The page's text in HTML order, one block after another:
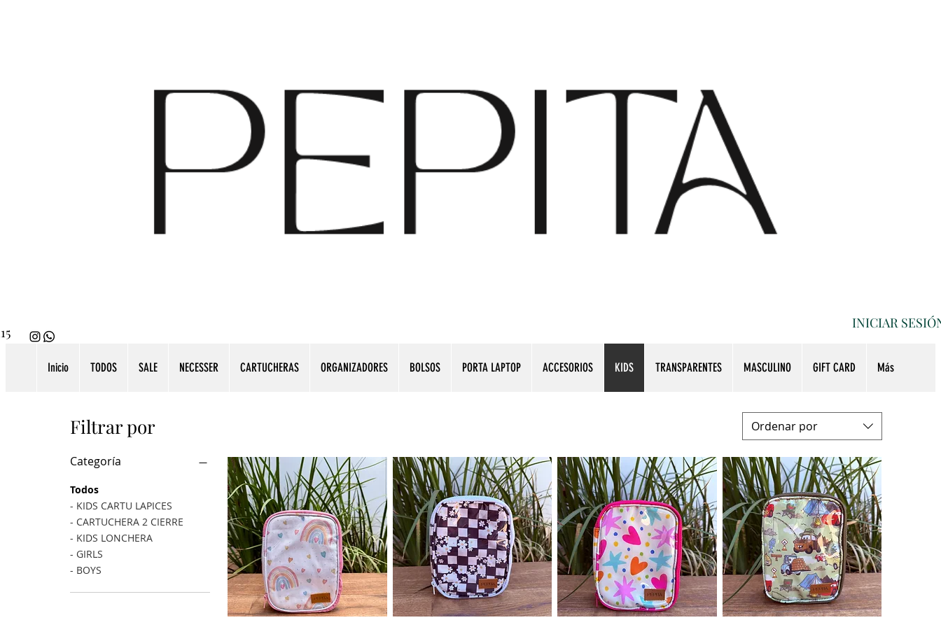
INICIAR
Inicio TODOS SALE NECESSER CARTUCHERAS ORGANIZADORES BOLSOS PORTA LAPTOP ACCESORIOS KIDS TRANSPARENTES MASCULINO GIFT CARD Más
Filtrar por
Categoría
Todos
- KIDS CARTU LAPICES
- CARTUCHERA 2 CIERRE
- KIDS LONCHERA
- GIRLS
- BOYS
Ordenar por